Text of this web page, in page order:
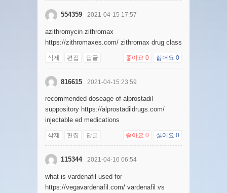
554359 2021-04-15 17:57
azithromycin zithromax
https://zithromaxes.com/ zithromax drug class
삭제 편집 답글 좋아요 0 싫어요 0
816615 2021-04-15 23:59
recommended doseage of alprostadil
suppository https://alprostadildrugs.com/
injectable ed medications
삭제 편집 답글 좋아요 0 싫어요 0
115344 2021-04-16 06:54
what is vardenafil used for
https://vegavardenafil.com/ vardenafil vs